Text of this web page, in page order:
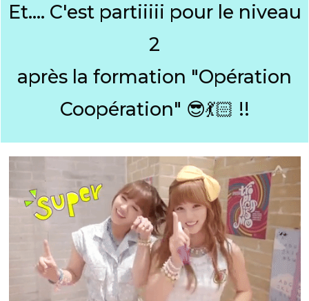
Et.... C'est partiiiii pour le niveau
2
après la formation "Opération
Coopération" 😎💃🏻 !!